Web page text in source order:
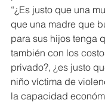
“¿Es justo que una
que una madre que
para sus hijos tenga
también con los
privado?, ¿es justo
niño víctima de
la capacidad